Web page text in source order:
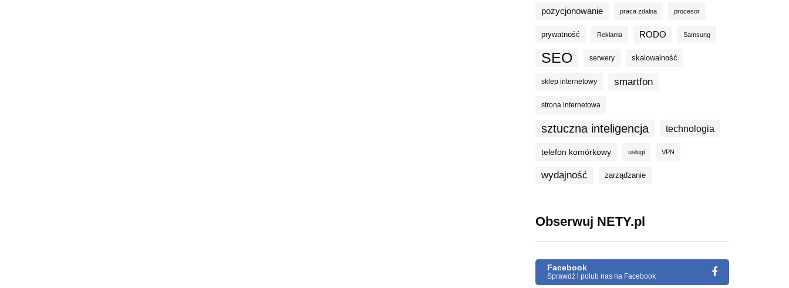
pozycjonowanie praca zdalna procesor
prywatność Reklama RODO Samsung
SEO serwery skalowalność
sklep internetowy smartfon
strona internetowa
sztuczna inteligencja technologia
telefon komórkowy usługi VPN
wydajność zarządzanie
Obserwuj NETY.pl
Facebook
Sprawdź i polub nas na Facebook